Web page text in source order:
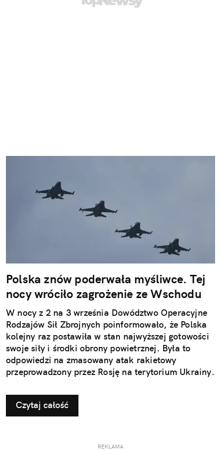
Polska znów poderwała myśliwce. Tej
nocy wróciło zagrożenie ze Wschodu
W nocy z 2 na 3 września Dowództwo Operacyjne
Rodzajów Sił Zbrojnych poinformowało, że Polska
kolejny raz postawiła w stan najwyższej gotowości
swoje siły i środki obrony powietrznej. Była to
odpowiedzi na zmasowany atak rakietowy
przeprowadzony przez Rosję na terytorium Ukrainy.
Czytaj całość
REKLAMA